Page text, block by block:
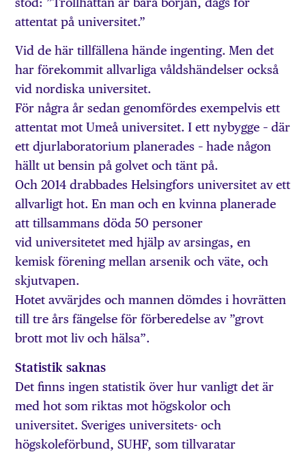
attentat på universitet.”
Vid de här tillfällena hände ingenting. Men det
har förekommit allvarliga våldshändelser också
vid nordiska universitet.
För några år sedan genomfördes exempelvis ett
attentat mot Umeå universitet. I ett nybygge – där
ett djur­laboratorium planerades – hade någon
hällt ut bensin på golvet och tänt på.
Och 2014 drabbades Helsingfors universitet av ett
allvarligt hot. En man och en kvinna planerade
att tillsammans döda 50 personer
vid universitetet med hjälp av arsingas, en
kemisk förening mellan arsenik och väte, och
skjutvapen.
Hotet avvärjdes och mannen dömdes i hovrätten
till tre års fängelse för förberedelse av ”grovt
brott mot liv och hälsa”.
Statistik saknas
Det finns ingen statistik över hur vanligt det är
med hot som riktas mot högskolor och
universitet. Sveriges universitets- och
högskoleförbund, SUHF, som tillvaratar